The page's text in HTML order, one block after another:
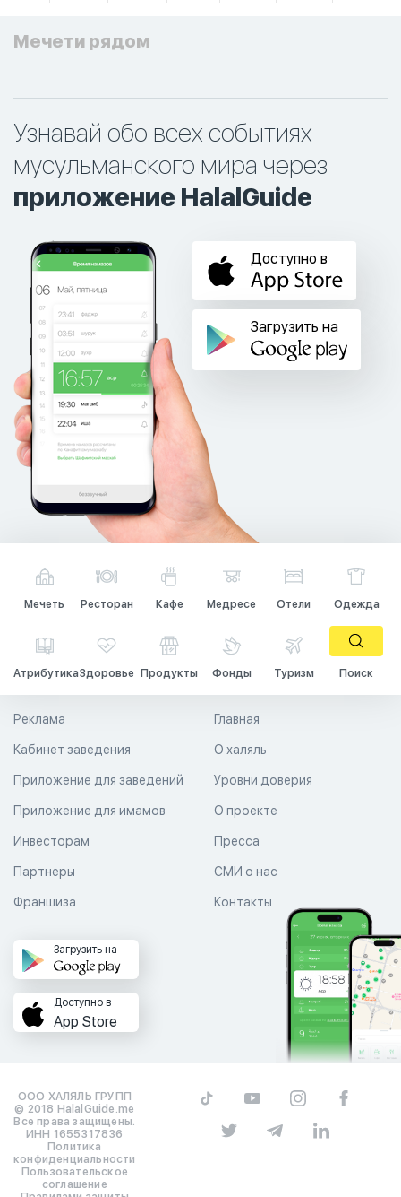
Мечети рядом
Узнавай обо всех событиях
мусульманского мира через
приложение HalalGuide
Доступно в
Загрузить на
Мечеть Ресторан Кафе Медресе Отели Одежда
АтрибутикаЗдоровье Продукты Фонды Туризм Поиск
Главная
О халяль
Уровни доверия
Реклама
Кабинет заведения
Приложение для заведений
Приложение для имамов О проекте
Пресса
СМИ о нас
Контакты
Инвесторам
Партнеры
Франшиза
Загрузить на
Доступно в
App Store
ООО ХАЛЯЛЬ ГРУПП
© 2018 HalalGuide.me
Все права защищены.
ИНН 1655317836
Политика
конфиденциальности
Пользовательское
соглашение